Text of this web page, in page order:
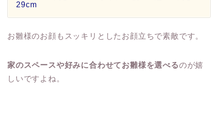
29cm
お雛様のお顔もスッキリとしたお顔立ちで素敵です。
家のスペースや好みに合わせてお雛様を選べるのが嬉
しいですよね。